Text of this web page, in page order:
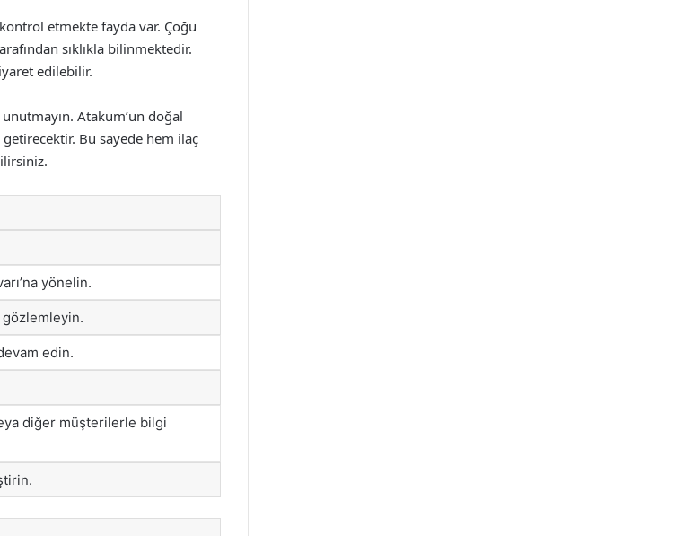
etmekte fayda var. Çoğu
sıklıkla bilinmektedir.
edilebilir.
Atakum’un doğal
Bu sayede hem ilaç
yönelin.
gözlemleyin.
edin.
diğer müşterilerle bilgi